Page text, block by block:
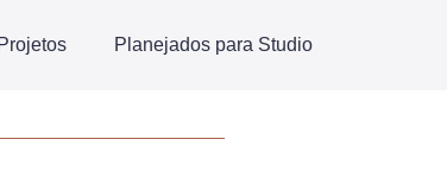
Projetos Planejados para Studio